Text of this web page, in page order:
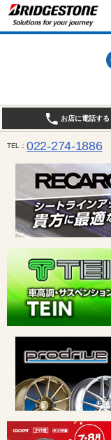
お店に電話する
TEL 022-274-1886